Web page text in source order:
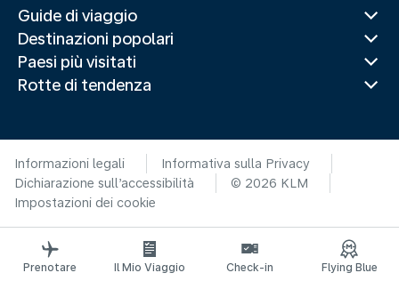
Guide di viaggio
Destinazioni popolari
Paesi più visitati
Rotte di tendenza
Informazioni legali
Informativa sulla Privacy
Dichiarazione sull’accessibilità
© 2026 KLM
Impostazioni dei cookie
Prenotare Il Mio Viaggio Check-in Flying Blue